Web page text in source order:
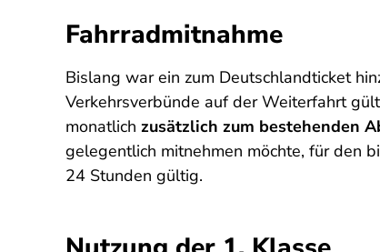
Fahrradmitnahme
Bislang war ein zum Deutschlandticket
Verkehrsverbünde auf der Weiterfahrt
monatlich zusätzlich zum bestehenden
gelegentlich mitnehmen möchte, für den
24 Stunden gültig.